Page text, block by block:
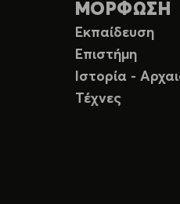
ΜΟΡΦΩΣΗ
Εκπαίδευση
Επιστήμη
Ιστορία -
Τέχνες